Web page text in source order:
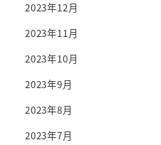
2023年12月
2023年11月
2023年10月
2023年9月
2023年8月
2023年7月